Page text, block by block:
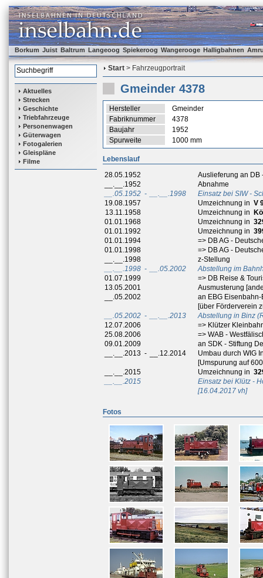
Borkum Juist Baltrum Langeoog Spiekeroog Wangerooge Halligbahnen
Aktuelles
Strecken
Geschichte
Triebfahrzeuge
Personenwagen
Güterwagen
Fotogalerien
Gleispläne
Filme
Start > Fahrzeugportrait
Gmeinder 4378
Hersteller
Gmeinder
Fabriknummer
4378
Baujahr
1952
Spurweite
1000 mm
Lebenslauf
28.05.1952
Auslieferung an DB
__.__.1952
Abnahme
__.05.1952 - __.__.1998
Einsatz bei SIW -
19.08.1957
Umzeichnung in V
13.11.1958
Umzeichnung in
01.01.1968
Umzeichnung in
01.01.1992
Umzeichnung in
01.01.1994
=> DB AG -
01.01.1998
=> DB AG -
__.__.1998
z-Stellung
__.__.1998 - __.05.2002
Abstellung im
01.07.1999
=> DB Reise &
13.05.2001
Ausmusterung
__.05.2002
an EBG
[über Förderverein
__.05.2002 - __.__.2013
Abstellung in Binz
12.07.2006
=> Klützer
25.08.2006
=> WAB -
09.01.2009
an SDK - Stiftung
__.__.2013 - __.12.2014
Umbau durch WIG
[Umspurung auf
__.__.2015
Umzeichnung in
__.__.2015
Einsatz bei Klütz -
[16.04.2017 vh]
Fotos